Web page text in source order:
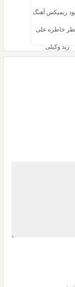
ریمیکس آهنگ
خاطره علی
زند وکیلی